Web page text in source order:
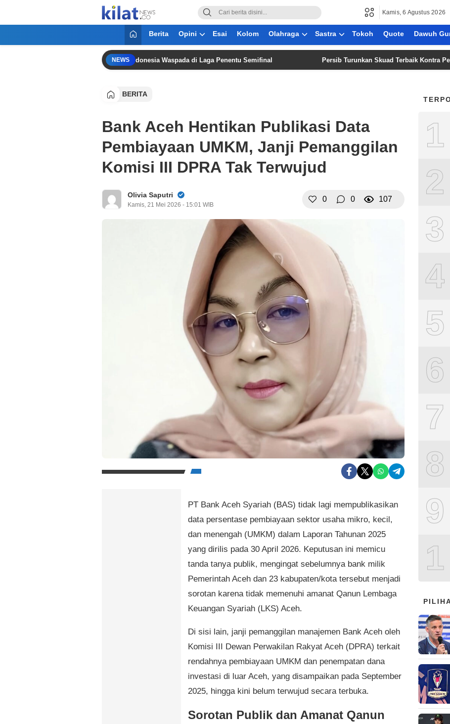
KilatNews.co
Mencerdaskan Anak Bangsa
Kamis, 6 Agustus 2026
Berita Opini Esai Kolom Olahraga Sastra Tokoh Quote Dawuh
NEWS
Sulit Dikalahkan,” Timnas Indonesia Waspada di Laga Penentu Semifinal Persib Turunkan Skuad Terbaik Kontra
BERITA
Bank Aceh Hentikan Publikasi Data
Pembiayaan UMKM, Janji Pemanggilan
Komisi III DPRA Tak Terwujud
Olivia Saputri
Kamis, 21 Mei 2026 - 15:01 WIB
0 0 107
PT Bank Aceh Syariah (BAS) tidak lagi mempublikasikan
data persentase pembiayaan sektor usaha mikro, kecil,
dan menengah (UMKM) dalam Laporan Tahunan 2025
yang dirilis pada 30 April 2026. Keputusan ini memicu
tanda tanya publik, mengingat sebelumnya bank milik
Pemerintah Aceh dan 23 kabupaten/kota tersebut menjadi
sorotan karena tidak memenuhi amanat Qanun Lembaga
Keuangan Syariah (LKS) Aceh.
Di sisi lain, janji pemanggilan manajemen Bank Aceh oleh
Komisi III Dewan Perwakilan Rakyat Aceh (DPRA) terkait
rendahnya pembiayaan UMKM dan penempatan dana
investasi di luar Aceh, yang disampaikan pada September
2025, hingga kini belum terwujud secara terbuka.
Sorotan Publik dan Amanat Qanun
1
2
3
4
5
6
7
8
9